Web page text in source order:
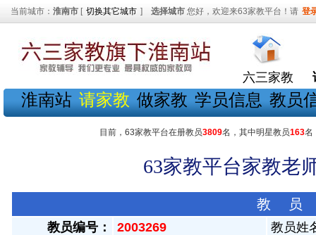
当前城市： 淮南市 [ 切换其它城市 ] 选择城市 您好，欢迎来63家教平台！请 登
六三家教
淮南站 请家教 做家教 学员信息 教员
目前，63家教平台在册教员3809名，其中明星教员163名
63家教平台家教老
教 员
教员编号： 2003269 教员姓